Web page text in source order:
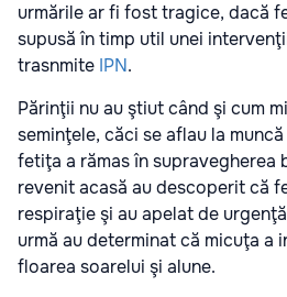
urmările ar fi fost tragice, dacă
supusă în timp util unei
trasnmite IPN.
Părinţii nu au ştiut când şi cum
seminţele, căci se aflau la
fetiţa a rămas în supravegherea
revenit acasă au descoperit că
respiraţie şi au apelat de
urmă au determinat că micuţa a
floarea soarelui şi alune.